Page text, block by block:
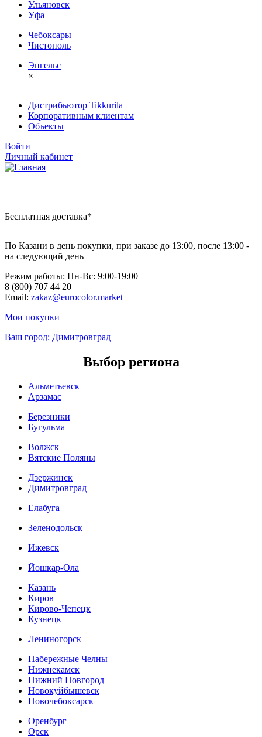
Ульяновск
Уфа
Чебоксары
Чистополь
Энгельс
×
Дистрибьютор Tikkurila
Корпоративным клиентам
Объекты
Войти
Личный кабинет
Бесплатная доставка*
По Казани в день покупки, при заказе до 13:00, после 13:00 -
на следующий день
Режим работы: Пн-Вc: 9:00-19:00
8 (800) 707 44 20
Email: zakaz@eurocolor.market
Мои покупки
Ваш город: Димитровград
Выбор региона
Альметьевск
Арзамас
Березники
Бугульма
Волжск
Вятские Поляны
Дзержинск
Димитровград
Елабуга
Зеленодольск
Ижевск
Йошкар-Ола
Казань
Киров
Кирово-Чепецк
Кузнецк
Лениногорск
Набережные Челны
Нижнекамск
Нижний Новгород
Новокуйбышевск
Новочебоксарск
Оренбург
Орск